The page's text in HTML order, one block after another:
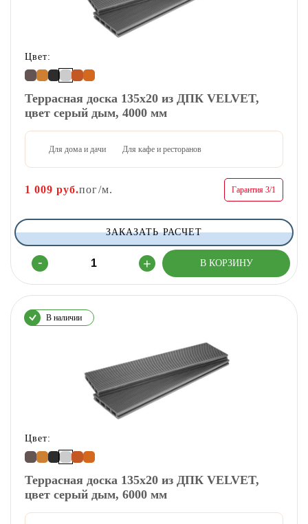
Цвет:
Террасная доска 135х20 из ДПК VELVET,
цвет серый дым, 4000 мм
Для дома и дачи Для кафе и ресторанов
1 009 руб.пог/м. Гарантия 3/1
ЗАКАЗАТЬ РАСЧЕТ
В наличии
Цвет:
Террасная доска 135х20 из ДПК VELVET,
цвет серый дым, 6000 мм